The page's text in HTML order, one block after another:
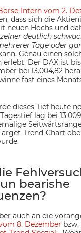
Intern vom 2.
dass sich die
neuen Hochs und
deutlich
Tage oder
Genau einen
erlebt. Der DAX ist
bei 13.004,82
fast eines
dieses Tief heute
lag bei
Trend-Chart
bearishe
auch an die
8. Dezember